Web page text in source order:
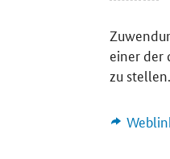
einer der
zu stellen.